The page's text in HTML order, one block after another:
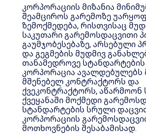
კორპორაციის მიზანია
შეამციროს გარემოზე
ზემოქმედება, რისთვისაც
საკუთარი გარემოსდაცვითი
გაუმჯობესებაზე, არსებული
და გეგმების მუდმივ
თანამედროვე სტანდარტების
კორპორაცია ავალდებულებს
მშენებელ კონტრაქტორს და
ქვეკონტრაქტორს, აწარმოონ
ქვეყანაში მოქმედი
სტანდარტების სრული
კორპორაციის
მოთხოვნების შესაბამისად.